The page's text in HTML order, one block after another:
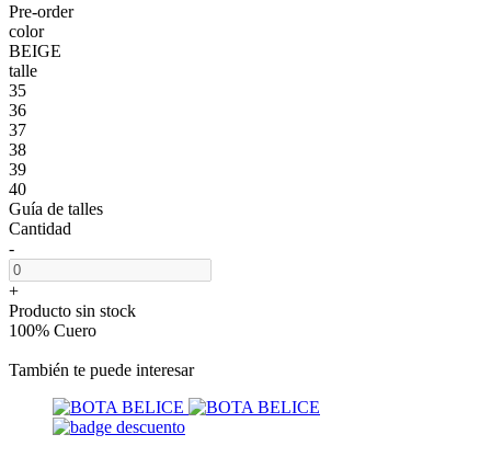
Pre-order
color
BEIGE
talle
35
36
37
38
39
40
Guía de talles
Cantidad
-
+
Producto sin stock
100% Cuero
También te puede interesar